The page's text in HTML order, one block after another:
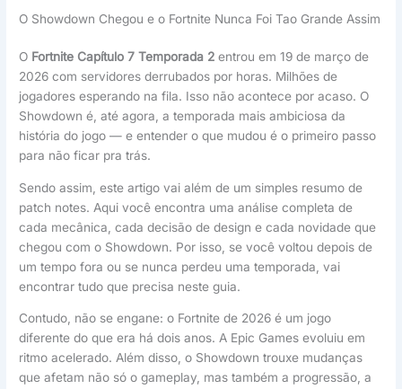
O Showdown Chegou e o Fortnite Nunca Foi Tao Grande Assim
O Fortnite Capítulo 7 Temporada 2 entrou em 19 de março de
2026 com servidores derrubados por horas. Milhões de
jogadores esperando na fila. Isso não acontece por acaso. O
Showdown é, até agora, a temporada mais ambiciosa da
história do jogo — e entender o que mudou é o primeiro passo
para não ficar pra trás.
Sendo assim, este artigo vai além de um simples resumo de
patch notes. Aqui você encontra uma análise completa de
cada mecânica, cada decisão de design e cada novidade que
chegou com o Showdown. Por isso, se você voltou depois de
um tempo fora ou se nunca perdeu uma temporada, vai
encontrar tudo que precisa neste guia.
Contudo, não se engane: o Fortnite de 2026 é um jogo
diferente do que era há dois anos. A Epic Games evoluiu em
ritmo acelerado. Além disso, o Showdown trouxe mudanças
que afetam não só o gameplay, mas também a progressão, a